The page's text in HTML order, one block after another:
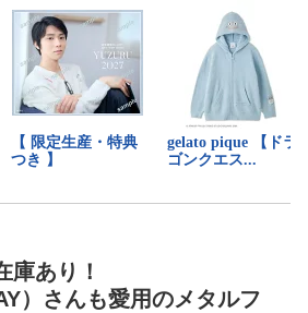
庫あり！
）さんも愛用のメタルフ